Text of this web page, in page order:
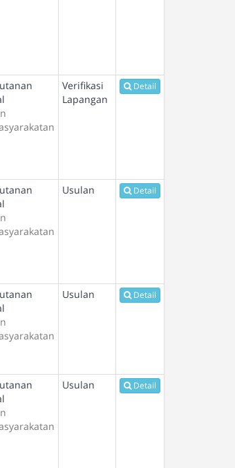
Verifikasi
Lapangan
Detail
Usulan Detail
Usulan Detail
Usulan Detail